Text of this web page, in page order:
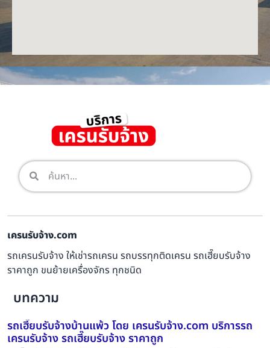
เครนรับจ้าง.com
รถเครนรับจ้าง ให้เช่ารถเครน รถบรรทุกติดเครน รถเฮี๊ยบรับจ้าง
ราคาถูก ขนย้ายเครื่องจักร ทุกชนิด
บทความ
รถเฮี๊ยบรับจ้างบ้านแพ้ว โดย เครนรับจ้าง.com บริการรถ
เครนรับจ้าง รถเฮี๊ยบรับจ้าง ราคาถูก